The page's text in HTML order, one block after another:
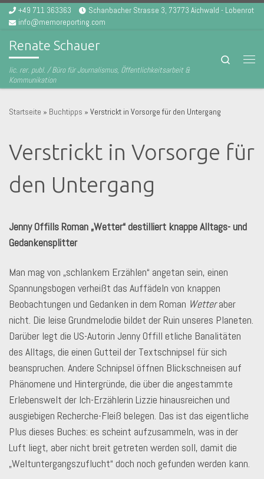
Zum Inhalt springen
+49 711 363363
Schanbacher Strasse 3, 73773 Aichwald - Lobenrot
info@memoreporting.com
Renate Schauer
lic. rer. publ. / Büro für Journalismus, Öffentlichkeitsarbeit &
Kommunikation
Search
Startseite » Buchtipps » Verstrickt in Vorsorge für den Untergang
Verstrickt in Vorsorge für
den Untergang
Jenny Offills Roman „Wetter“ destilliert knappe Alltags- und
Gedankensplitter
Man mag von „schlankem Erzählen“ angetan sein, einen
Spannungsbogen verheißt das Auffädeln von knappen
Beobachtungen und Gedanken in dem Roman Wetteraber
nicht. Die leise Grundmelodie bildet der Ruin unseres Planeten.
Darüber legt die US-Autorin Jenny Offill etliche Banalitäten
des Alltags, die einen Gutteil der Textschnipsel für sich
beanspruchen. Andere Schnipsel öffnen Blickschneisen auf
Phänomene und Hintergründe, die über die angestammte
Erlebenswelt der Ich-Erzählerin Lizzie hinausreichen und
ausgiebigen Recherche-Fleiß belegen. Das ist das eigentliche
Plus dieses Buches: es scheint aufzusammeln, was in der
Luft liegt, aber nicht breit getreten werden soll, damit die
„Weltuntergangszuflucht“ doch noch gefunden werden kann.